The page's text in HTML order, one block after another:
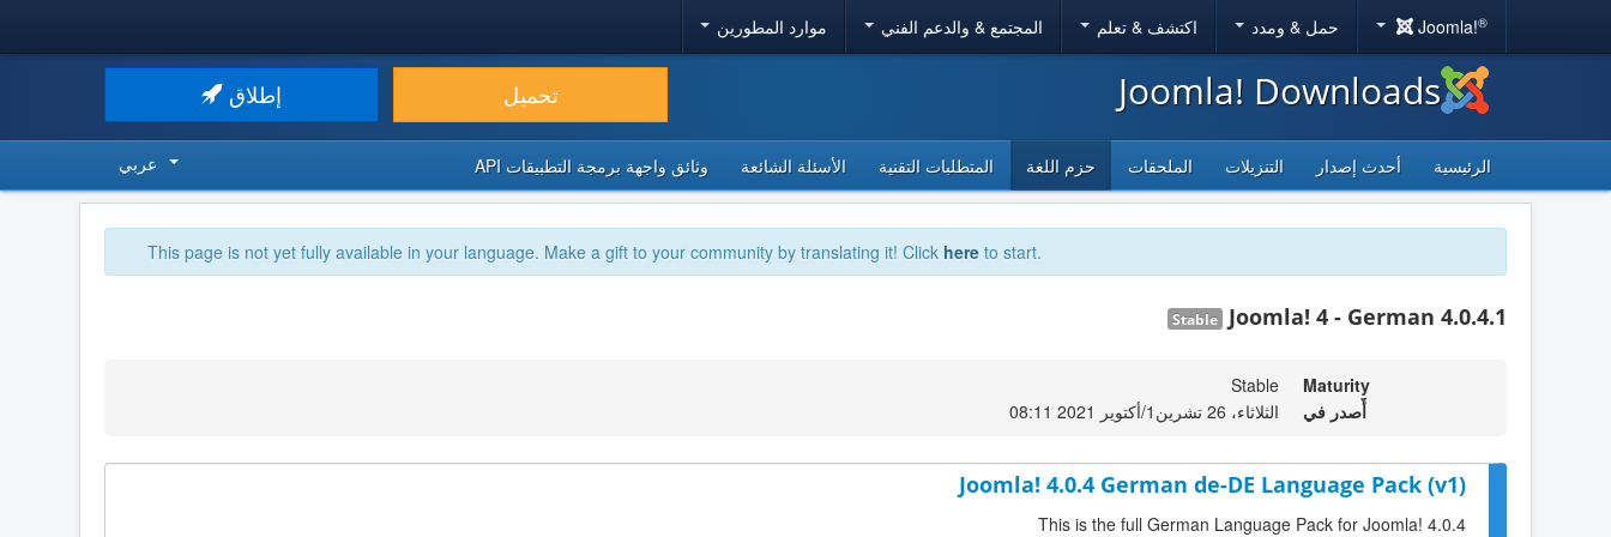
Joomla!® حمل & ومدد اكتشف & تعلم المجتمع & والدعم الفني موارد المطورين
Joomla! Downloads تحميل إطلاق
الرئيسية أحدث إصدار التنزيلات الملحقات حزم اللغة المتطلبات التقنية الأسئلة الشائعة وثائق واجهة برمجة التطبيقات API عربي
This page is not yet fully available in your language. Make a gift to your community by translating it! Click here to start.
Joomla! 4 - German 4.0.4.1
Stable
Maturity
Stable
أٌصدر في
الثلاثاء، 26 تشرين1/أكتوير 2021 08:11
Joomla! 4.0.4 German de-DE Language Pack (v1)
This is the full German Language Pack for Joomla! 4.0.4